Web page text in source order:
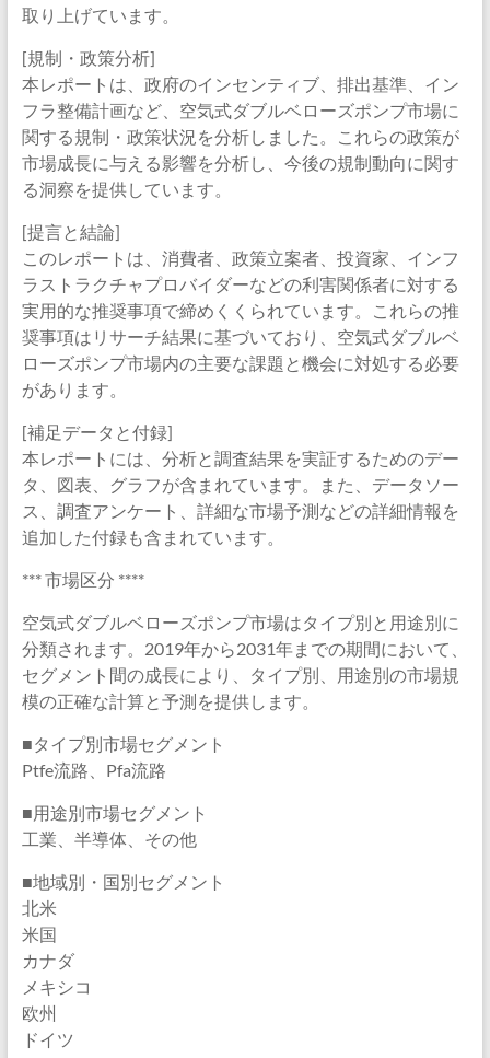
取り上げています。
[規制・政策分析]
本レポートは、政府のインセンティブ、排出基準、イン
フラ整備計画など、空気式ダブルベローズポンプ市場に
関する規制・政策状況を分析しました。これらの政策が
市場成長に与える影響を分析し、今後の規制動向に関す
る洞察を提供しています。
[提言と結論]
このレポートは、消費者、政策立案者、投資家、インフ
ラストラクチャプロバイダーなどの利害関係者に対する
実用的な推奨事項で締めくくられています。これらの推
奨事項はリサーチ結果に基づいており、空気式ダブルベ
ローズポンプ市場内の主要な課題と機会に対処する必要
があります。
[補足データと付録]
本レポートには、分析と調査結果を実証するためのデー
タ、図表、グラフが含まれています。また、データソー
ス、調査アンケート、詳細な市場予測などの詳細情報を
追加した付録も含まれています。
*** 市場区分 ****
空気式ダブルベローズポンプ市場はタイプ別と用途別に
分類されます。2019年から2031年までの期間において、
セグメント間の成長により、タイプ別、用途別の市場規
模の正確な計算と予測を提供します。
■タイプ別市場セグメント
Ptfe流路、Pfa流路
■用途別市場セグメント
工業、半導体、その他
■地域別・国別セグメント
北米
米国
カナダ
メキシコ
欧州
ドイツ